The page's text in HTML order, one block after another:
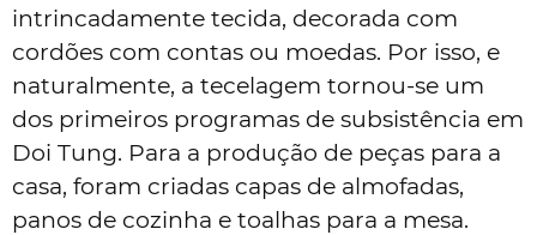
intrincadamente tecida, decorada com
cordões com contas ou moedas. Por isso, e
naturalmente, a tecelagem tornou-se um
dos primeiros programas de subsistência em
Doi Tung. Para a produção de peças para a
casa, foram criadas capas de almofadas,
panos de cozinha e toalhas para a mesa.